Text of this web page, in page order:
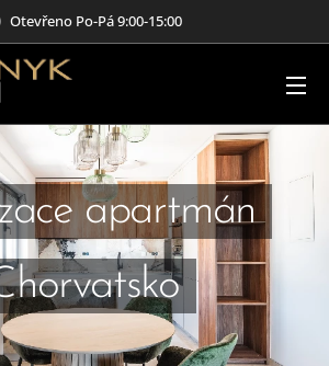
Otevřeno Po-Pá 9:00-15:00
apartmán